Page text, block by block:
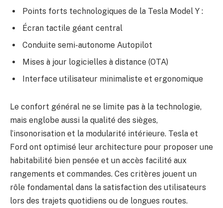
Points forts technologiques de la Tesla Model Y :
Écran tactile géant central
Conduite semi-autonome Autopilot
Mises à jour logicielles à distance (OTA)
Interface utilisateur minimaliste et ergonomique
Le confort général ne se limite pas à la technologie,
mais englobe aussi la qualité des sièges,
l’insonorisation et la modularité intérieure. Tesla et
Ford ont optimisé leur architecture pour proposer une
habitabilité bien pensée et un accès facilité aux
rangements et commandes. Ces critères jouent un
rôle fondamental dans la satisfaction des utilisateurs
lors des trajets quotidiens ou de longues routes.